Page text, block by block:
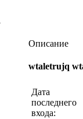
Описание
wtaletrujq
Дата
последнего
входа: